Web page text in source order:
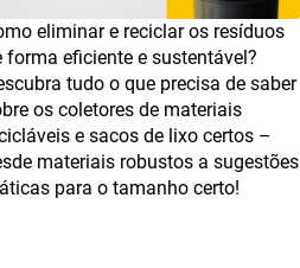
eliminar e reciclar os resíduos
forma eficiente e sustentável?
tudo o que precisa de saber
os coletores de materiais
e sacos de lixo certos –
materiais robustos a sugestões
para o tamanho certo!